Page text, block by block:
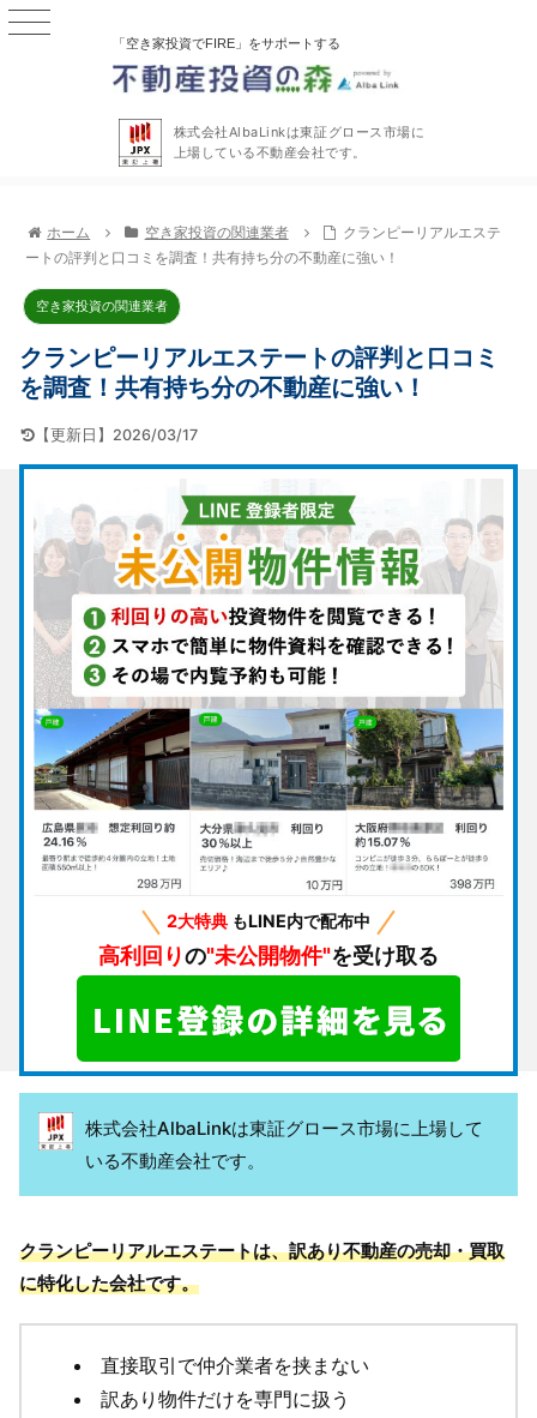
「空き家投資でFIRE」をサポートする
株式会社AlbaLinkは東証グロース市場に
上場している不動産会社です。
ホーム 空き家投資の関連業者
クランピーリアルエステ
ートの評判と口コミを調査！共有持ち分の不動産に強い！
空き家投資の関連業者
クランピーリアルエステートの評判と口コミ
を調査！共有持ち分の不動産に強い！
【更新日】2026/03/17
2大特典 もLINE内で配布中
高利回りの"未公開物件"を受け取る
株式会社AlbaLinkは東証グロース市場に上場して
いる不動産会社です。
クランピーリアルエステートは、訳あり不動産の売却・買取
に特化した会社です。
直接取引で仲介業者を挟まない
訳あり物件だけを専門に扱う